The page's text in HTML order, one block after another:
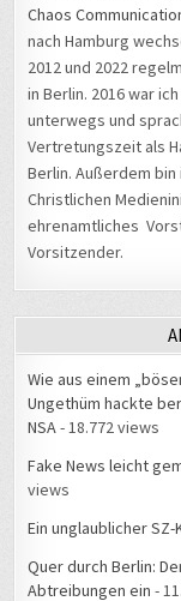
unterwegs und
Vertretungszeit als
Berlin. Außerdem
Christlichen
ehrenamtliches
Vorsitzender.
Ungethüm hackte
NSA- 18.772 views
Fake News leicht
views
Ein unglaublicher SZ-
Quer durch Berlin:
Abtreibungen ein
#34C3: Beckedahl
Hausverbot beim